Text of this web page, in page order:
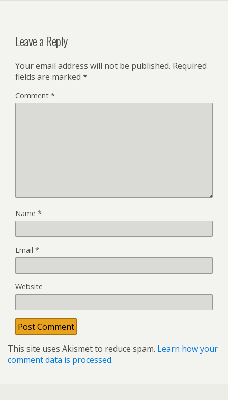
Leave a Reply
Your email address will not be published. Required
fields are marked *
Comment *
Name *
Email *
Website
This site uses Akismet to reduce spam. Learn how your
comment data is processed.